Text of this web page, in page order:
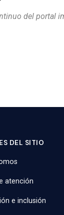
del portal
DEL SITIO
atención
e inclusión